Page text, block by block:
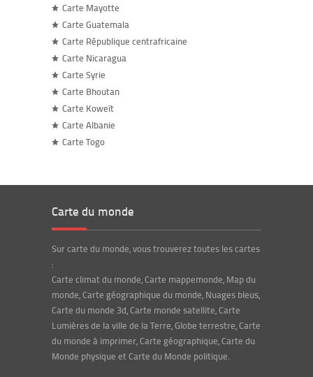
Carte Mayotte
Carte Guatemala
Carte République centrafricaine
Carte Nicaragua
Carte Syrie
Carte Bhoutan
Carte Koweït
Carte Albanie
Carte Togo
Carte du monde
Sur carte du monde, vous trouverez toutes les cartes
:
Carte climat du monde, Carte mappemonde, Map du
monde, Carte géographique du monde, Nuages bleus,
Carte du monde 3d, Carte monde satellite, Carte
Lumières de la ville de la Terre, Globe terrestre, Carte
du monde à imprimer, Carte géographique, Carte du
Monde physique et Carte du Monde politique.